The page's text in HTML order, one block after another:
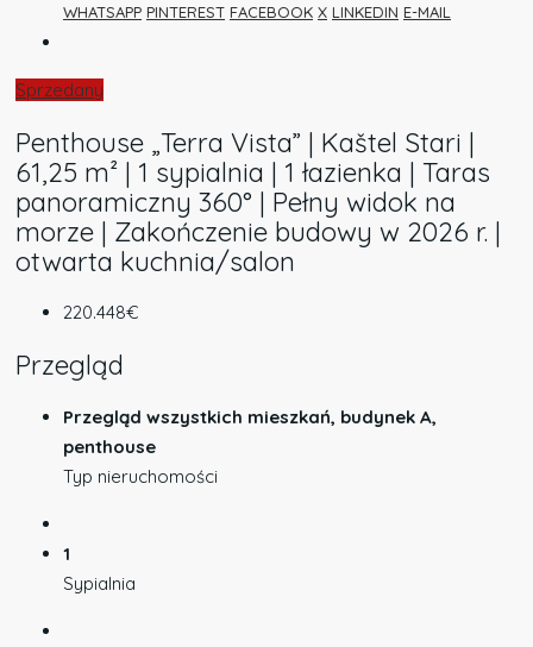
WHATSAPP PINTEREST FACEBOOK X LINKEDIN E-MAIL
Sprzedany
Penthouse „Terra Vista” | Kaštel Stari |
61,25 m² | 1 sypialnia | 1 łazienka | Taras
panoramiczny 360° | Pełny widok na
morze | Zakończenie budowy w 2026 r. |
otwarta kuchnia/salon
220.448€
Przegląd
Przegląd wszystkich mieszkań, budynek A,
penthouse
Typ nieruchomości
1
Sypialnia